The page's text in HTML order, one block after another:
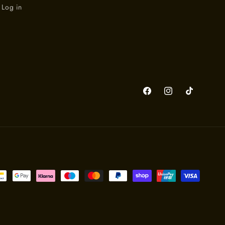
Log in
FacebookInstagramTikTok